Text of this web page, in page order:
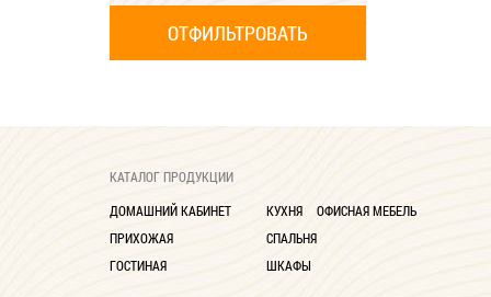
КАТАЛОГ ПРОДУКЦИИ
ДОМАШНИЙ КАБИНЕТ
ПРИХОЖАЯ
ГОСТИНАЯ
КУХНЯ
СПАЛЬНЯ
ШКАФЫ
ОФИСНАЯ МЕБЕЛЬ